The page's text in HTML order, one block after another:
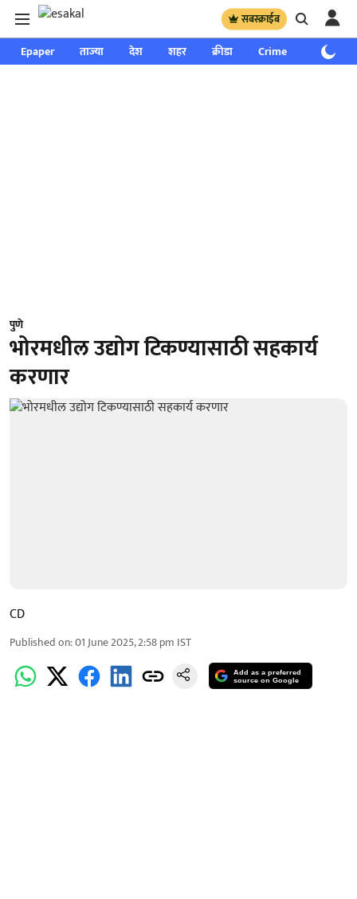
सबस्क्राईब
Epaper ताज्या देश शहर क्रीडा Crime साप्ताहिक
पुणे
भोरमधील उद्योग टिकण्यासाठी सहकार्य
करणार
CD
Published on:01 June 2025, 2:58 pm IST
Add as a preferred
source on Google